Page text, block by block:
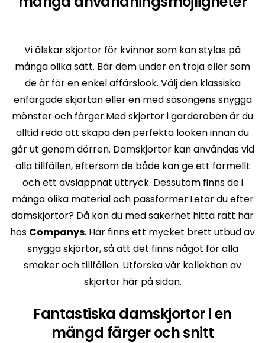
Vi älskar skjortor för kvinnor som kan stylas på
många olika sätt. Bär dem under en tröja eller som
de är för en enkel affärslook. Välj den klassiska
enfärgade skjortan eller en med säsongens snygga
mönster och färger.Med skjortor i garderoben är du
alltid redo att skapa den perfekta looken innan du
går ut genom dörren. Damskjortor kan användas vid
alla tillfällen, eftersom de både kan ge ett formellt
och ett avslappnat uttryck. Dessutom finns de i
många olika material och passformer.Letar du efter
damskjortor? Då kan du med säkerhet hitta rätt här
hos Companys. Här finns ett mycket brett utbud av
snygga skjortor, så att det finns något för alla
smaker och tillfällen. Utforska vår kollektion av
skjortor här på sidan.
Fantastiska damskjortor i en
mängd färger och snitt